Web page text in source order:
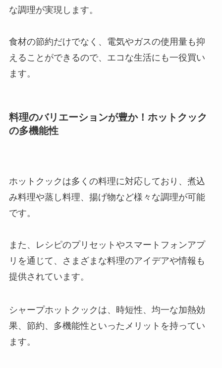
な調理が実現します。
食材の節約だけでなく、電気やガスの使用量も抑
えることができるので、エコな生活にも一役買い
ます。
料理のバリエーションが豊か！ホットクック
の多機能性
ホットクックは多くの料理に対応しており、煮込
み料理や蒸し料理、揚げ物など様々な調理が可能
です。
また、レシピのプリセットやスマートフォンアプ
リを通じて、さまざまな料理のアイデアや情報も
提供されています。
シャープホットクックは、時短性、均一な加熱効
果、節約、多機能性といったメリットを持ってい
ます。